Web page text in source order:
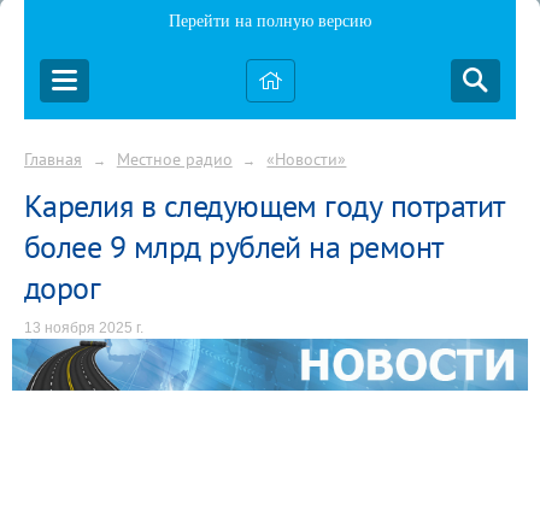
Перейти на полную версию
Главная → Местное радио → «Новости»
Карелия в следующем году потратит
более 9 млрд рублей на ремонт
дорог
13 ноября 2025 г.